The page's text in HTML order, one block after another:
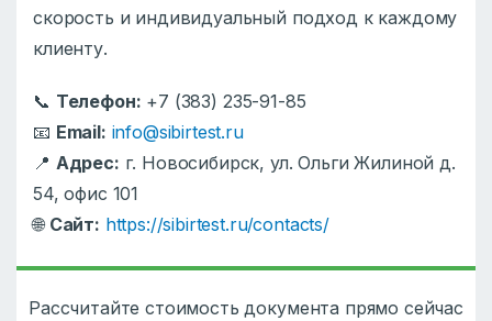
скорость и индивидуальный подход к каждому
клиенту.
📞 Телефон: +7 (383) 235-91-85
📧 Email: info@sibirtest.ru
📍 Адрес: г. Новосибирск, ул. Ольги Жилиной д.
54, офис 101
🌐 Сайт: https://sibirtest.ru/contacts/
Рассчитайте стоимость документа прямо сейчас